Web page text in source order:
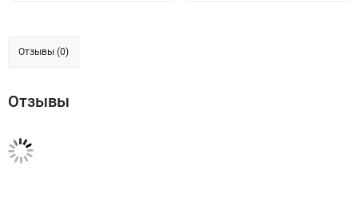
Отзывы (0)
Отзывы